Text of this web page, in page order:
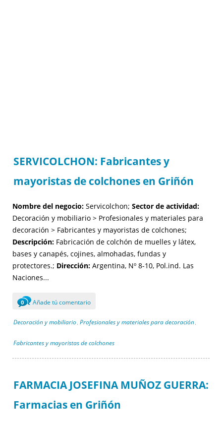
SERVICOLCHON: Fabricantes y
mayoristas de colchones en Griñón
Nombre del negocio: Servicolchon; Sector de actividad:
Decoración y mobiliario > Profesionales y materiales para
decoración > Fabricantes y mayoristas de colchones;
Descripción: Fabricación de colchón de muelles y látex,
bases y canapés, cojines, almohadas, fundas y
protectores.; Dirección: Argentina, Nº 8-10, Pol.ind. Las
Naciones...
0 Añade tú comentario
Decoración y mobiliario , Profesionales y materiales para decoración ,
Fabricantes y mayoristas de colchones
FARMACIA JOSEFINA MUÑOZ GUERRA:
Farmacias en Griñón